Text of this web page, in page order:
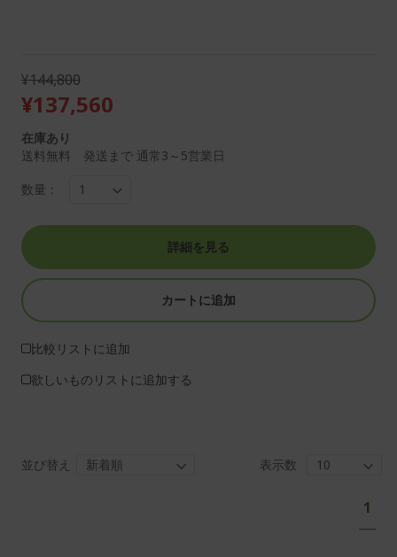
¥144,800
¥137,560
在庫あり
送料無料 発送まで 通常3～5営業日
数量：
詳細を見る
カートに追加
比較リストに追加
欲しいものリストに追加する
並び替え
表示数
ジ
あ
な
1